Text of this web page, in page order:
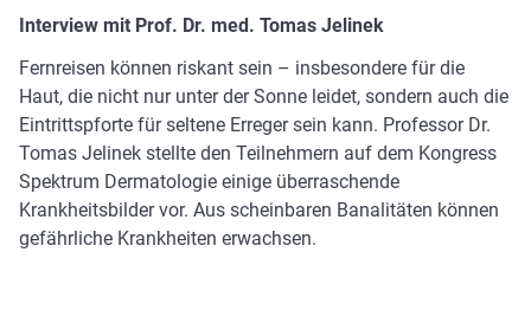
Interview mit Prof. Dr. med. Tomas Jelinek
Fernreisen können riskant sein – insbesondere für die
Haut, die nicht nur unter der Sonne leidet, sondern auch die
Eintrittspforte für seltene Erreger sein kann. Professor Dr.
Tomas Jelinek stellte den Teilnehmern auf dem Kongress
Spektrum Dermatologie einige überraschende
Krankheitsbilder vor. Aus scheinbaren Banalitäten können
gefährliche Krankheiten erwachsen.